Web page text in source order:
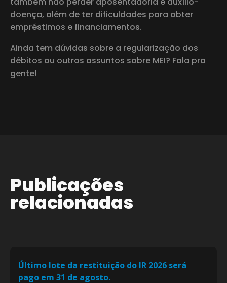
doença, além de ter dificuldades para obter
empréstimos e financiamentos.
Ainda tem dúvidas sobre a regularização dos
débitos ou outros assuntos sobre MEI? Fala pra
gente!
Publicações
relacionadas
Último lote da restituição do IR 2026 será
pago em 31 de agosto.